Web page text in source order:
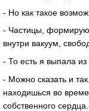
- Но как такое
- Частицы,
внутри вакуум,
- То есть я выпала
- Можно сказать и
находишься во
собственного